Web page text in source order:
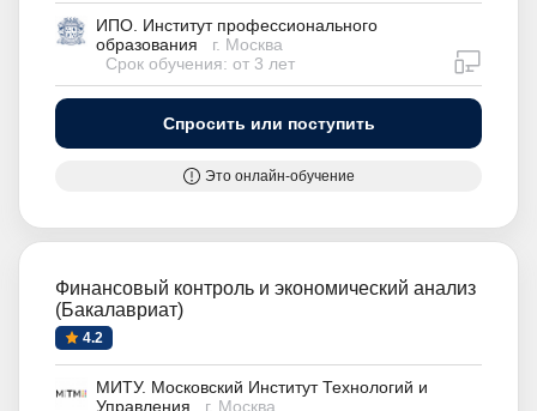
ИПО. Институт профессионального
образования
г. Москва
Срок обучения: от 3 лет
Спросить или поступить
Это онлайн-обучение
Финансовый контроль и экономический анализ
(Бакалавриат)
4.2
МИТУ. Московский Институт Технологий и
Управления
г. Москва